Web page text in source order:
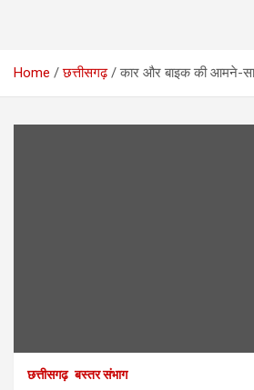
Home छत्तीसगढ़ कार और बाइक की आमने-
छत्तीसगढ़ बस्तर संभाग